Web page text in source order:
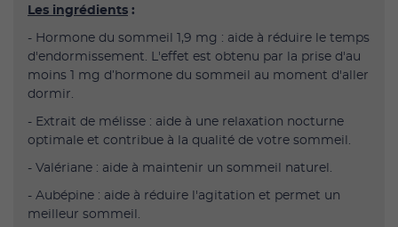
Les ingrédients :
- Hormone du sommeil 1,9 mg : aide à réduire le temps
d'endormissement. L'effet est obtenu par la prise d'au
moins 1 mg d’hormone du sommeil au moment d'aller
dormir.
- Extrait de mélisse : aide à une relaxation nocturne
optimale et contribue à la qualité de votre sommeil.
- Valériane : aide à maintenir un sommeil naturel.
- Aubépine : aide à réduire l'agitation et permet un
meilleur sommeil.